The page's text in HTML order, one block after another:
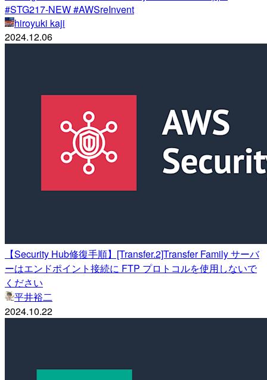
#STG217-NEW #AWSreInvent
hiroyuki kaji
2024.12.06
【Security Hub修復手順】[Transfer.2]Transfer Family サーバ
ーはエンドポイント接続に FTP プロトコルを使用しないで
ください
平井裕二
2024.10.22